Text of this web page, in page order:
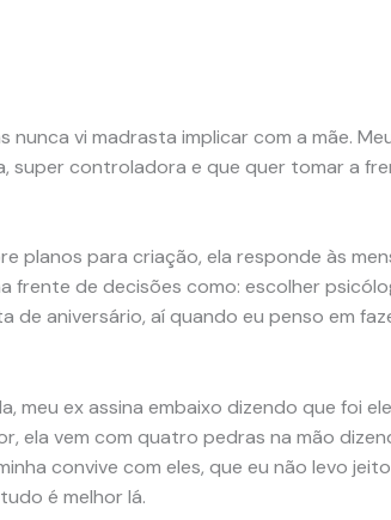
nunca vi madrasta implicar com a mãe.
super controladora e que quer tomar a
planos para criação, ela responde às
frente de decisões como: escolher
de aniversário, aí quando eu penso em
meu ex assina embaixo dizendo que foi
ela vem com quatro pedras na mão
convive com eles, que eu não levo
é melhor lá.